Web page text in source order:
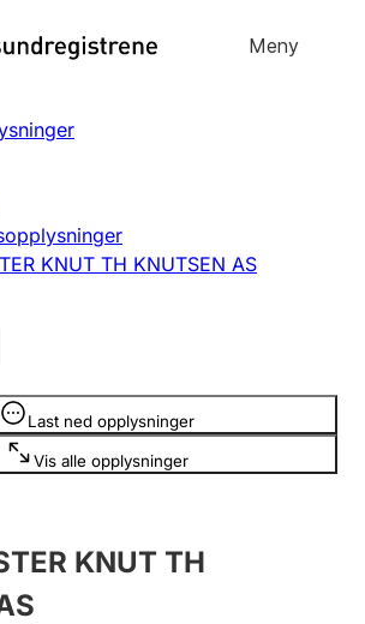
til
Meny
slette
slette
KNUT TH KNUTSEN AS
Last ned opplysninger
Vis alle opplysninger
KNUT TH